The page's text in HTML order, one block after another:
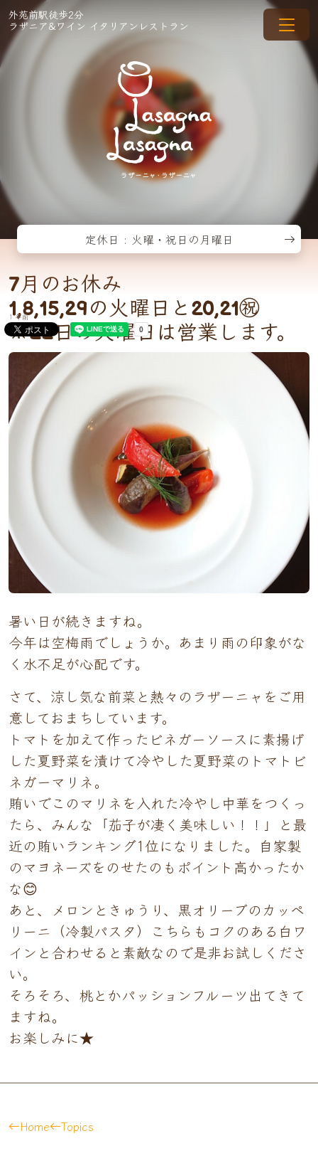
外苑前駅徒歩2分
ラザニア&ワイン イタリアンレストラン
定休日 : 火曜・祝日の月曜日
7月のお休み
1,8,15,29の火曜日と20,21㊗
※22日の火曜日は営業します。
1 年前
暑い日が続きますね。
今年は空梅雨でしょうか。あまり雨の印象がな
く水不足が心配です。
さて、涼し気な前菜と熱々のラザーニャをご用
意しておまちしています。
トマトを加えて作ったビネガーソースに素揚げ
した夏野菜を漬けて冷やした夏野菜のトマトビ
ネガーマリネ。
賄いでこのマリネを入れた冷やし中華をつくっ
たら、みんな「茄子が凄く美味しい！！」と最
近の賄いランキング1位になりました。自家製
のマヨネーズをのせたのもポイント高かったか
な😊
あと、メロンときゅうり、黒オリーブのカッペ
リーニ（冷製パスタ）こちらもコクのある白ワ
インと合わせると素敵なので是非お試しくださ
い。
そろそろ、桃とかパッションフルーツ出てきて
ますね。
お楽しみに★
Home Topics